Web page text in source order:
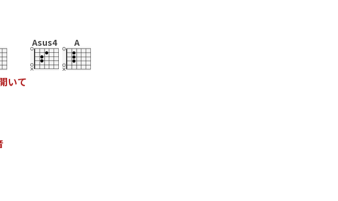
いて
Asus4 A